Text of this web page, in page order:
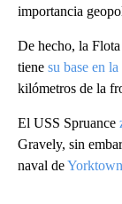
importancia
De hecho, la
tiene su base en
kilómetros de la
El USS Spruance
Gravely, sin
naval deYorktown